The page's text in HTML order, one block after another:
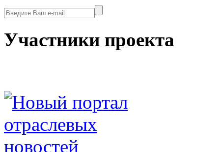
Участники проекта